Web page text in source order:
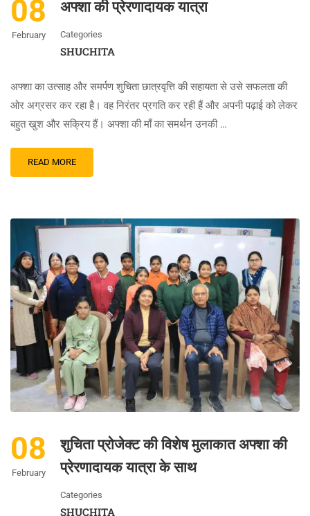
08
February
अफ्शा की प्रेरणादायक यात्रा
Categories
SHUCHITA
अफ्शा का उत्साह और समर्पण शुचिता छात्रवृत्ति की सहायता से उसे सफलता की
ओर अग्रसर कर रहा है। वह निरंतर प्रगति कर रही हैं और अपनी पढ़ाई को लेकर
बहुत खुश और सक्रिय हैं। अफ्शा की माँ का समर्थन उनकी …
READ MORE
08
February
शुचिता प्रोजेक्ट की विशेष मुलाकात अफ्शा की
प्रेरणादायक यात्रा के साथ
Categories
SHUCHITA